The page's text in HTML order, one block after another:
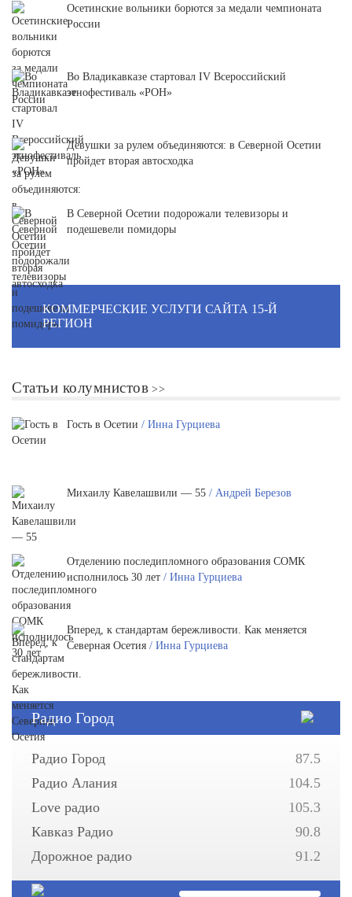
Осетинские вольники борются за медали чемпионата
России
Во Владикавказе стартовал IV Всероссийский
этнофестиваль «РОН»
Девушки за рулем объединяются: в Северной Осетии
пройдет вторая автосходка
В Северной Осетии подорожали телевизоры и
подешевели помидоры
КОММЕРЧЕСКИЕ УСЛУГИ САЙТА 15-Й
РЕГИОН
Статьи колумнистов
Гость в Осетии / Инна Гурциева
Михаилу Кавелашвили — 55 / Андрей Березов
Отделению последипломного образования СОМК
исполнилось 30 лет / Инна Гурциева
Вперед, к стандартам бережливости. Как меняется
Северная Осетия / Инна Гурциева
Радио Город
Радио Город
87.5
Радио Алания
104.5
Love радио
105.3
Кавказ Радио
90.8
Дорожное радио
91.2